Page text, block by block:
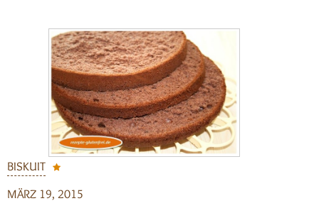
BISKUIT
MÄRZ 19, 2015